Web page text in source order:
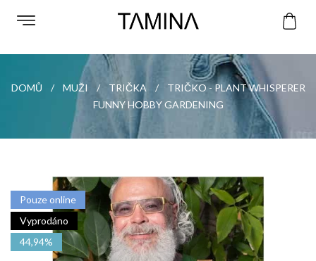
DOMŮ MUŽI TRIČKA
TRIČKO - PLANT WHISPERER
FUNNY HOBBY GARDENING
Pouze online
Vyprodáno
44,94%